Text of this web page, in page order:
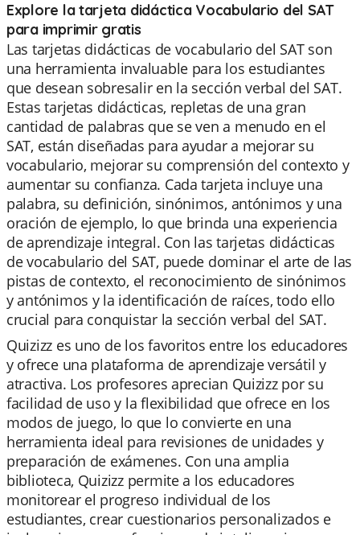
Explore la tarjeta didáctica Vocabulario del SAT
para imprimir gratis
Las tarjetas didácticas de vocabulario del SAT son
una herramienta invaluable para los estudiantes
que desean sobresalir en la sección verbal del SAT.
Estas tarjetas didácticas, repletas de una gran
cantidad de palabras que se ven a menudo en el
SAT, están diseñadas para ayudar a mejorar su
vocabulario, mejorar su comprensión del contexto y
aumentar su confianza. Cada tarjeta incluye una
palabra, su definición, sinónimos, antónimos y una
oración de ejemplo, lo que brinda una experiencia
de aprendizaje integral. Con las tarjetas didácticas
de vocabulario del SAT, puede dominar el arte de las
pistas de contexto, el reconocimiento de sinónimos
y antónimos y la identificación de raíces, todo ello
crucial para conquistar la sección verbal del SAT.
Quizizz es uno de los favoritos entre los educadores
y ofrece una plataforma de aprendizaje versátil y
atractiva. Los profesores aprecian Quizizz por su
facilidad de uso y la flexibilidad que ofrece en los
modos de juego, lo que lo convierte en una
herramienta ideal para revisiones de unidades y
preparación de exámenes. Con una amplia
biblioteca, Quizizz permite a los educadores
monitorear el progreso individual de los
estudiantes, crear cuestionarios personalizados e